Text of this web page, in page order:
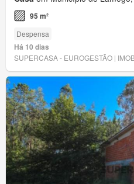
95 m²
Despensa
Há 10 dias
SUPERCASA - EUROGESTÃO |